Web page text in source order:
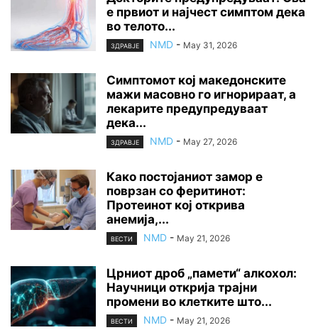
е првиот и најчест симптом дека
во телото...
ЗДРАВЈЕ NMD - May 31, 2026
Симптомот кој македонските
мажи масовно го игнорираат, а
лекарите предупредуваат
дека...
ЗДРАВЈЕ NMD - May 27, 2026
Како постојаниот замор е
поврзан со феритинот:
Протеинот кој открива
анемија,...
ВЕСТИ NMD - May 21, 2026
Црниот дроб „памети“ алкохол:
Научници открија трајни
промени во клетките што...
ВЕСТИ NMD - May 21, 2026